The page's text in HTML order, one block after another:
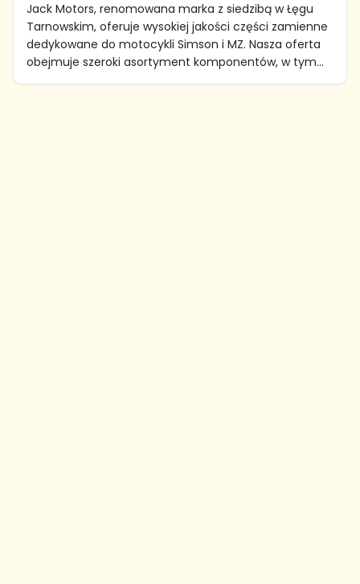
Jack Motors, renomowana marka z siedzibą w Łęgu
Tarnowskim, oferuje wysokiej jakości części zamienne
dedykowane do motocykli Simson i MZ. Nasza oferta
obejmuje szeroki asortyment komponentów, w tym...